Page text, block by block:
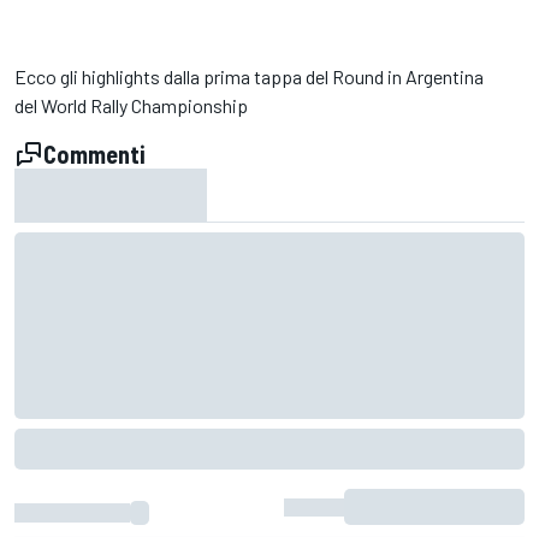
Ecco gli highlights dalla prima tappa del Round in Argentina
del World Rally Championship
Commenti